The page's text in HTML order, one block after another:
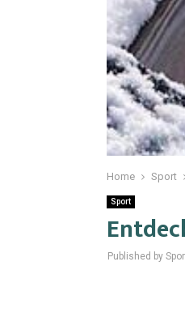
Home Sport
Sport
Published by